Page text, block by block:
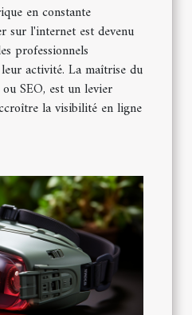
en constante
sur l'internet est devenu
professionnels
activité. La maîtrise du
SEO, est un levier
la visibilité en ligne